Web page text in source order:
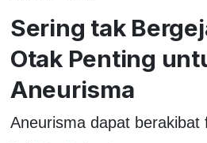
Sering tak
Otak Penting
Aneurisma
Aneurisma dapat berakibat